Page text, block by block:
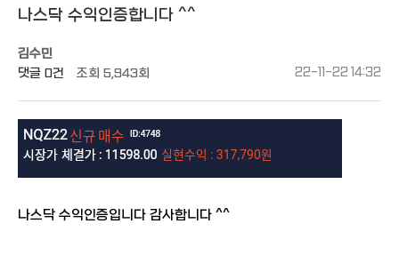
나스닥 수익인증합니다 ^^
김수민
댓글 0건 조회 5,943회 22-11-22 14:32
나스닥 수익인증입니다 감사합니다 ^^